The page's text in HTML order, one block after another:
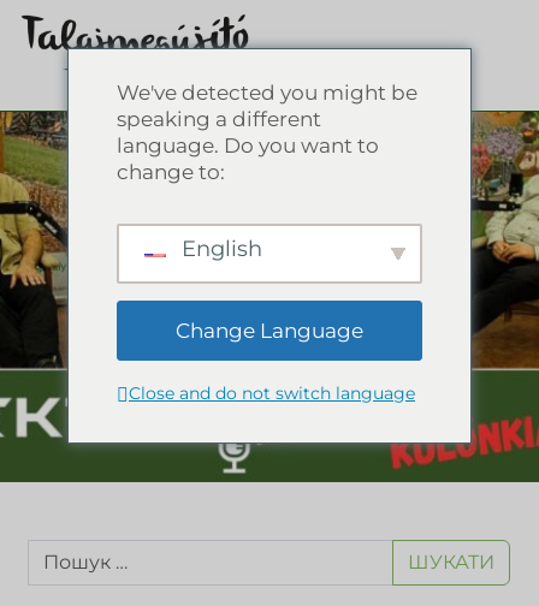
ШУКАТИ
We've detected you might be
speaking a different
language. Do you want to
change to:
English
Change Language
Close and do not switch language